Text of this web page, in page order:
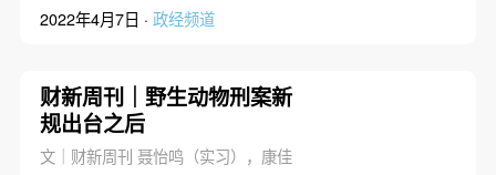
2022年4月7日 · 政经频道
财新周刊｜野生动物刑案新
规出台之后
文｜财新周刊 聂怡鸣（实习），康佳